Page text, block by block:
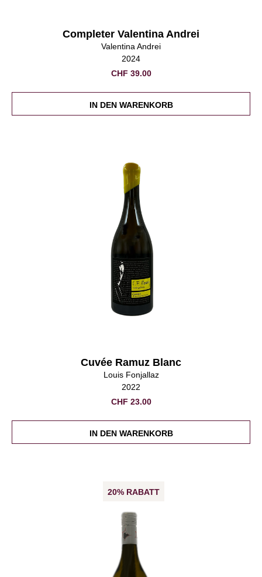
Completer Valentina Andrei
Valentina Andrei
2024
CHF 39.00
IN DEN WARENKORB
Cuvée Ramuz Blanc
Louis Fonjallaz
2022
CHF 23.00
IN DEN WARENKORB
20% RABATT